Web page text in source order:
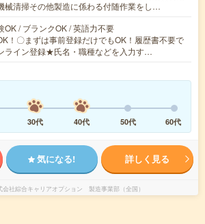
械清掃その他製造に係わる付随作業をし…
OK / ブランクOK / 英語力不要
！〇まずは事前登録だけでもOK！履歴書不要で
ライン登録★氏名・職種などを入力す…
30代 40代 50代 60代
気になる! 詳しく見る
会社綜合キャリアオプション 製造事業部（全国）